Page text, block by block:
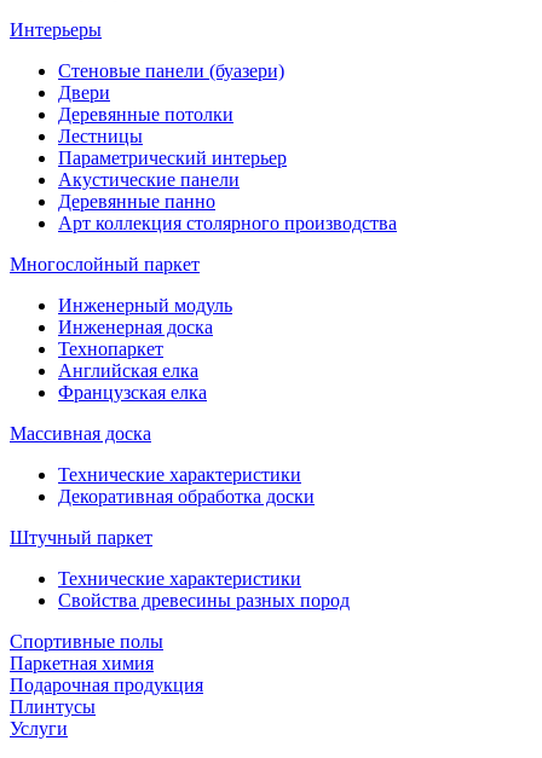
Интерьеры
Стеновые панели (буазери)
Двери
Деревянные потолки
Лестницы
Параметрический интерьер
Акустические панели
Деревянные панно
Арт коллекция столярного производства
Многослойный паркет
Инженерный модуль
Инженерная доска
Технопаркет
Английская елка
Французская елка
Массивная доска
Технические характеристики
Декоративная обработка доски
Штучный паркет
Технические характеристики
Свойства древесины разных пород
Спортивные полы
Паркетная химия
Подарочная продукция
Плинтусы
Услуги